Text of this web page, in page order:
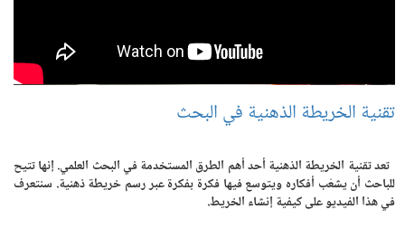
تقنية الخريطة الذهنية في البحث
تعد تقنية الخريطة الذهنية أحد أهم الطرق المستخدمة في البحث العلمي. إنها تتيح
للباحث أن يشعّب أفكاره ويتوسع فيها فكرة بفكرة عبر رسم خريطة ذهنية. سنتعرف
في هذا الفيديو على كيفية إنشاء الخريط.